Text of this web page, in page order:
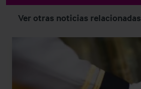
Ver otras noticias relacionadas